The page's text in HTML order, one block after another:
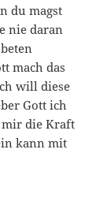
du magst
nie daran
mach das
will diese
Gott ich
mir die Kraft
kann mit